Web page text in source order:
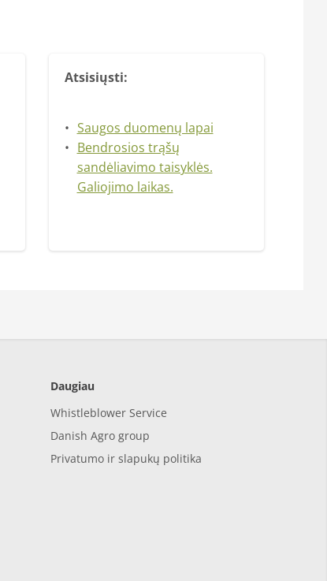
Atsisiųsti:
Saugos duomenų lapai
Bendrosios trąšų
sandėliavimo taisyklės.
Galiojimo laikas.
Daugiau
Whistleblower Service
Danish Agro group
Privatumo ir slapukų politika